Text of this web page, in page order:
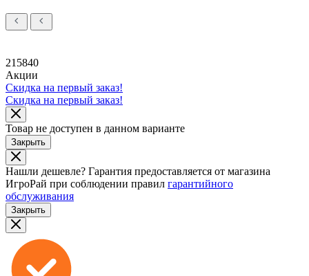
215840
Акции
Скидка на первый заказ!
Скидка на первый заказ!
Товар не доступен в данном варианте
Закрыть
Нашли дешевле? Гарантия предоставляется от магазина
ИгроРай при соблюдении правил гарантийного
обслуживания
Закрыть